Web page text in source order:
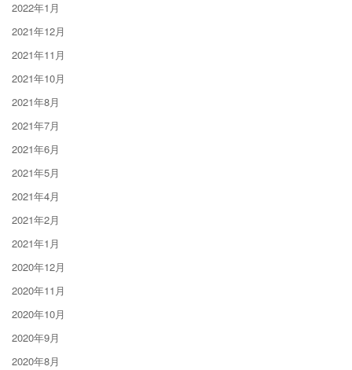
2022年1月
2021年12月
2021年11月
2021年10月
2021年8月
2021年7月
2021年6月
2021年5月
2021年4月
2021年2月
2021年1月
2020年12月
2020年11月
2020年10月
2020年9月
2020年8月